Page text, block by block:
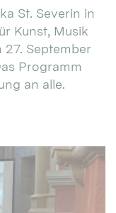
St. Severin in
Kunst, Musik
27. September
Programm
an alle.